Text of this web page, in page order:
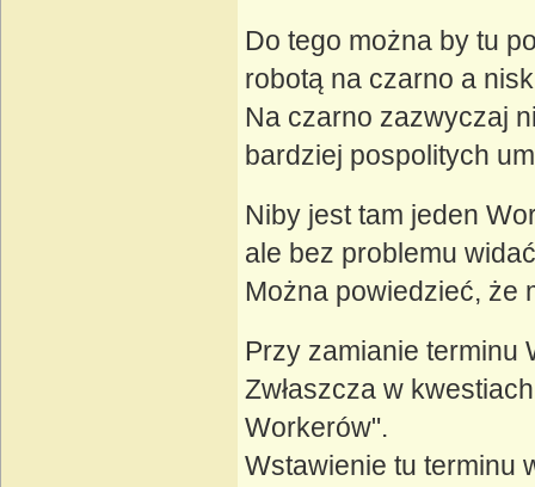
Do tego można by tu
robotą na czarno a
Na czarno zazwyczaj
bardziej pospolitych
Niby jest tam jeden
ale bez problemu
Można powiedzieć, że
Przy zamianie terminu
Zwłaszcza w
Workerów".
Wstawienie tu terminu